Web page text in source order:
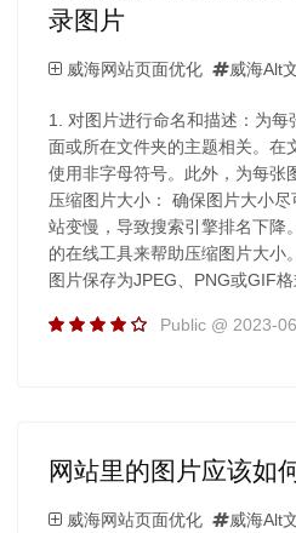
录图片
威海网站页面优化 威海Alt
1. 对图片进行命名和描述：为
面或所在文件夹的主题相关。在
使用非字母符号。此外，为每张
压缩图片大小： 确保图片大小
站变慢，导致搜索引擎排名下降
的在线工具来帮助压缩图片大小
图片保存为JPEG、PNG或GIF
Public @ 2023-
网站里的图片应该如
威海网站页面优化 威海Alt